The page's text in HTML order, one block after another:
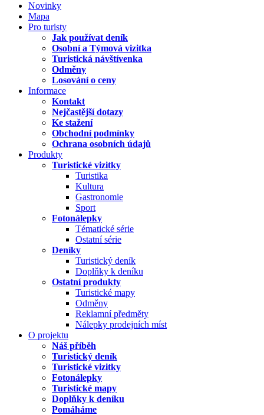
Novinky
Mapa
Pro turisty
Jak používat deník
Osobní a Týmová vizitka
Turistická návštívenka
Odměny
Losování o ceny
Informace
Kontakt
Nejčastější dotazy
Ke stažení
Obchodní podmínky
Ochrana osobních údajů
Produkty
Turistické vizitky
Turistika
Kultura
Gastronomie
Sport
Fotonálepky
Tématické série
Ostatní série
Deníky
Turistický deník
Doplňky k deníku
Ostatní produkty
Turistické mapy
Odměny
Reklamní předměty
Nálepky prodejních míst
O projektu
Náš příběh
Turistický deník
Turistické vizitky
Fotonálepky
Turistické mapy
Doplňky k deníku
Pomáháme